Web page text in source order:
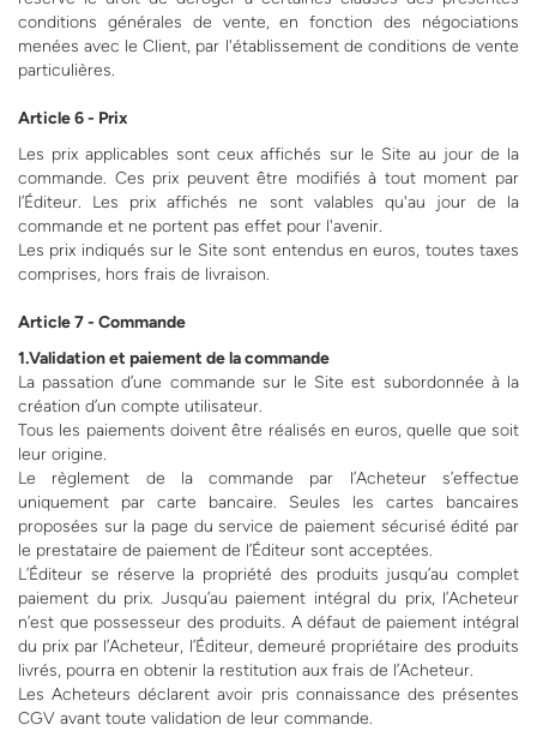
conditions générales de vente, en fonction des négociations
menées avec le Client, par l'établissement de conditions de vente
particulières.
Article 6 - Prix
Les prix applicables sont ceux affichés sur le Site au jour de la
commande. Ces prix peuvent être modifiés à tout moment par
l’Éditeur. Les prix affichés ne sont valables qu'au jour de la
commande et ne portent pas effet pour l'avenir.
Les prix indiqués sur le Site sont entendus en euros, toutes taxes
comprises, hors frais de livraison.
Article 7 - Commande
1.Validation et paiement de la commande
La passation d’une commande sur le Site est subordonnée à la
création d’un compte utilisateur.
Tous les paiements doivent être réalisés en euros, quelle que soit
leur origine.
Le règlement de la commande par l’Acheteur s’effectue
uniquement par carte bancaire. Seules les cartes bancaires
proposées sur la page du service de paiement sécurisé édité par
le prestataire de paiement de l’Éditeur sont acceptées.
L’Éditeur se réserve la propriété des produits jusqu’au complet
paiement du prix. Jusqu’au paiement intégral du prix, l’Acheteur
n’est que possesseur des produits. A défaut de paiement intégral
du prix par l’Acheteur, l’Éditeur, demeuré propriétaire des produits
livrés, pourra en obtenir la restitution aux frais de l’Acheteur.
Les Acheteurs déclarent avoir pris connaissance des présentes
CGV avant toute validation de leur commande.